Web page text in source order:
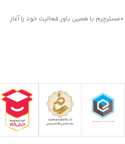
با همین باور فعالیت خود را آغاز